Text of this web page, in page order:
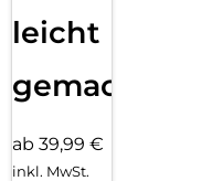
leicht
gemacht!
ab 39,99 €
inkl. MwSt.